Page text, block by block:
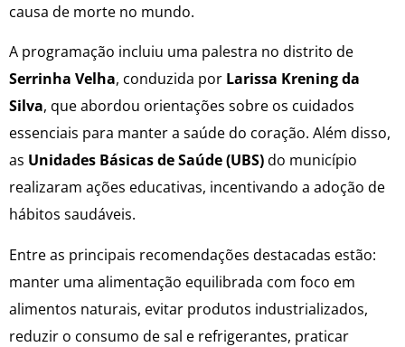
causa de morte no mundo.
A programação incluiu uma palestra no distrito de
Serrinha Velha, conduzida por Larissa Krening da
Silva, que abordou orientações sobre os cuidados
essenciais para manter a saúde do coração. Além disso,
as Unidades Básicas de Saúde (UBS)do município
realizaram ações educativas, incentivando a adoção de
hábitos saudáveis.
Entre as principais recomendações destacadas estão:
manter uma alimentação equilibrada com foco em
alimentos naturais, evitar produtos industrializados,
reduzir o consumo de sal e refrigerantes, praticar